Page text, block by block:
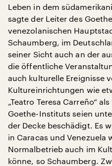
Leben in dem
sagte der Leiter des
venezolanischen
Schaumberg, im
seiner Sicht auch an der
die öffentliche
auch kulturelle Ereignisse
Kultureinrichtungen wie
„Teatro Teresa Carreño“
Goethe-Instituts seien
der Decke beschädigt. Es
in Caracas und Venezuela
Normalbetrieb auch im
könne, so Schaumberg.